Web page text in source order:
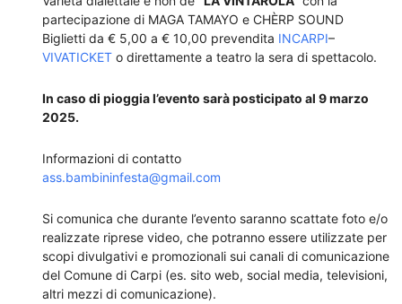
partecipazione di MAGA TAMAYO e CHÈRP SOUND
Biglietti da € 5,00 a € 10,00 prevendita INCARPI–
VIVATICKET o direttamente a teatro la sera di spettacolo.
In caso di pioggia l’evento sarà posticipato al 9 marzo
2025.
Informazioni di contatto
ass.bambininfesta@gmail.com
Si comunica che durante l’evento saranno scattate foto e/o
realizzate riprese video, che potranno essere utilizzate per
scopi divulgativi e promozionali sui canali di comunicazione
del Comune di Carpi (es. sito web, social media, televisioni,
altri mezzi di comunicazione).